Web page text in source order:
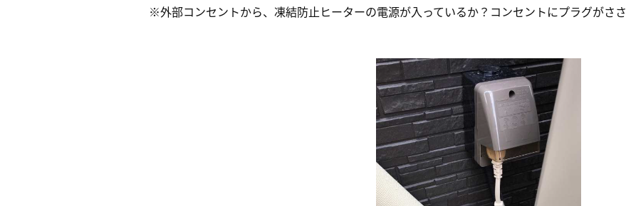
※外部コンセントから、凍結防止ヒーターの電源が入っているか？コンセントにプラグがさ